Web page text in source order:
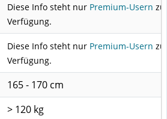
Diese Info steht nur Premium-Usern
Verfügung.
Diese Info steht nur Premium-Usern
Verfügung.
165 - 170 cm
> 120 kg